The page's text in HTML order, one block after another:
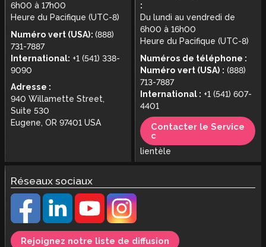
6h00 à 17h00
Heure du Pacifique (UTC-8)
Numéro vert (USA): (888)
731-7887
International: +1 (541) 338-
9090
Adresse :
940 Willamette Street,
Suite 530
Eugene, OR 97401 USA
:
Du lundi au vendredi de
6h00 à 16h00
Heure du Pacifique (UTC-8)
Numéros de téléphone :
Numéro vert (USA) : (888)
713-7887
International : +1 (541) 607-
4401
Contacter le Service
c
lientèle
Réseaux sociaux
Rejoignez notre liste de diffusion